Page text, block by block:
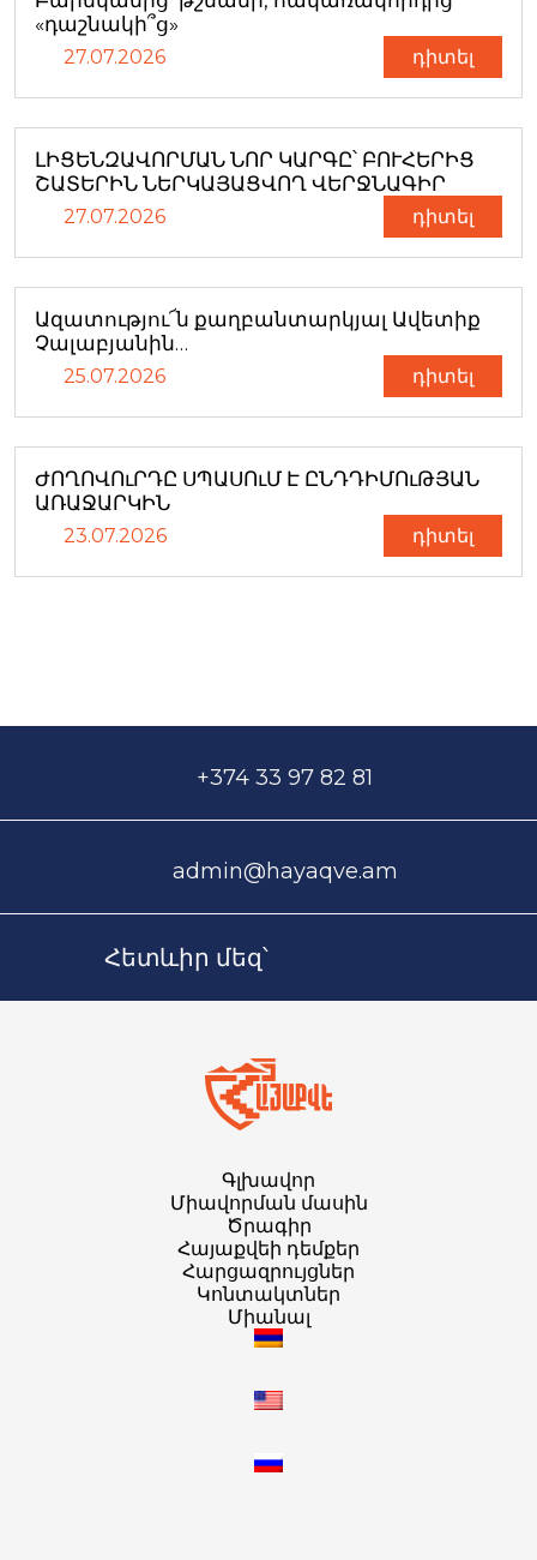
«դաշնակի՞ց»
27.07.2026 դիտել
ԼԻՑԵՆԶԱՎՈՐՄԱՆ ՆՈՐ ԿԱՐԳԸ՝ ԲՈՒՀԵՐԻՑ
ՇԱՏԵՐԻՆ ՆԵՐԿԱՅԱՑՎՈՂ ՎԵՐՋՆԱԳԻՐ
27.07.2026 դիտել
Ազատությու՜ն քաղբանտարկյալ Ավետիք
Չալաբյանին…
25.07.2026 դիտել
ԺՈՂՈՎՈւՐԴԸ ՍՊԱՍՈւՄ Է ԸՆԴԴԻՄՈւԹՅԱՆ
ԱՌԱՋԱՐԿԻՆ
23.07.2026 դիտել
+374 33 97 82 81
admin@hayaqve.am
Հետևիր մեզ՝
Գլխավոր
Միավորման մասին
Ծրագիր
Հայաքվեի դեմքեր
Հարցազրույցներ
Կոնտակտներ
Միանալ